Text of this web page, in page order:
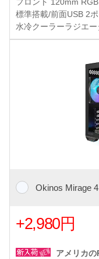
標準搭載/前面USB 2
水冷クーラーラジエ
Okinos Mirage
+2,980円
アメリカ